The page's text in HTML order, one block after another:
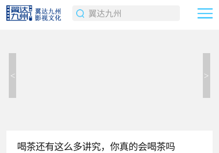
< >
喝茶还有这么多讲究，你真的会喝茶吗